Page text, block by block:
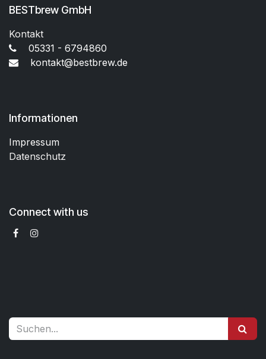
BESTbrew GmbH
Kontakt
05331 - 6794860
kontakt@bestbrew.de
Informationen
Impressum
Datenschutz
Connect with us